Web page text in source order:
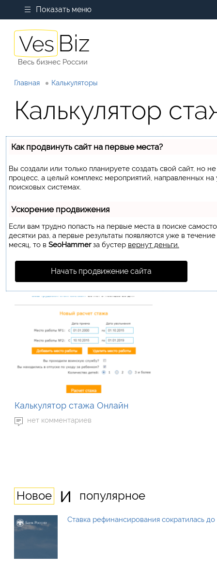
Показать меню
Весь бизнес России
Главная Калькуляторы
Калькулятор
Как продвинуть сайт на первые места?
Вы создали или только планируете создать свой сайт, но
процесс, а целый комплекс мероприятий, направленных
поисковых системах.
Ускорение продвижения
Если вам трудно попасть на первые места в поиске
десятки раз, а первые результаты появляются уже в
месяц, то в SeoHammerза бустер вернут деньги.
Начать продвижение сайта
Калькулятор стажа Онлайн
нет комментариев
Новое и популярное
Ставка рефинансирования сократилась